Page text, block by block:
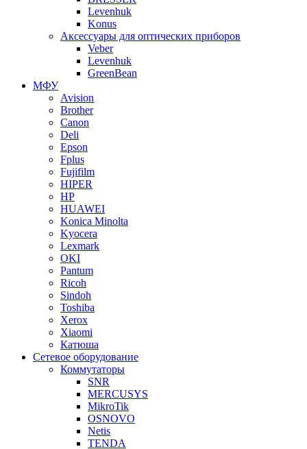
Levenhuk
Konus
Аксессуары для оптических приборов
Veber
Levenhuk
GreenBean
МФУ
Avision
Brother
Canon
Deli
Epson
Fplus
Fujifilm
HIPER
HP
HUAWEI
Konica Minolta
Kyocera
Lexmark
OKI
Pantum
Ricoh
Sindoh
Toshiba
Xerox
Xiaomi
Катюша
Сетевое оборудование
Коммутаторы
SNR
MERCUSYS
MikroTik
OSNOVO
Netis
TENDA